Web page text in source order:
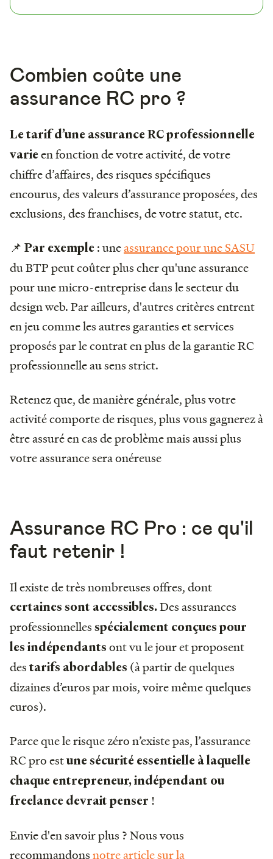
Combien coûte une
assurance RC pro ?
Le tarif d’une assurance RC professionnelle
varieen fonction de votre activité, de votre
chiffre d’affaires, des risques spécifiques
encourus, des valeurs d’assurance proposées, des
exclusions, des franchises, de votre statut, etc.
📌 Par exemple : uneassurance pour une SASU
du BTP peut coûter plus cher qu'une assurance
pour une micro-entreprise dans le secteur du
design web. Par ailleurs, d'autres critères entrent
en jeu comme les autres garanties et services
proposés par le contrat en plus de la garantie RC
professionnelle au sens strict.
Retenez que, de manière générale, plus votre
activité comporte de risques, plus vous gagnerez à
être assuré en cas de problème mais aussi plus
votre assurance sera onéreuse
Assurance RC Pro : ce qu'il
faut retenir !
Il existe de très nombreuses offres, dont
certaines sont accessibles.Des assurances
professionnelles spécialement conçues pour
les indépendants ont vu le jour et proposent
des tarifs abordables (à partir de quelques
dizaines d’euros par mois, voire même quelques
euros).
Parce que le risque zéro n’existe pas, l’assurance
RC pro estune sécurité essentielle à laquelle
chaque entrepreneur, indépendant ou
freelance devrait penser !
Envie d'en savoir plus ? Nous vous
recommandonsnotre article sur la